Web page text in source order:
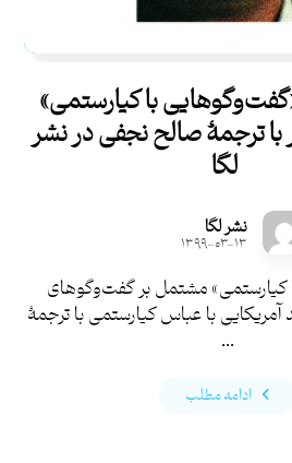
با کیارستمی»
ترجمۀ صالح نجفی در نشر
لگا
نشر لگا
۱۳۹۹-۰۳-۱۳
کیارستمی» مشتمل بر گفت‌وگوهای
با عباس کیارستمی با ترجمۀ
...
ادامه مطلب